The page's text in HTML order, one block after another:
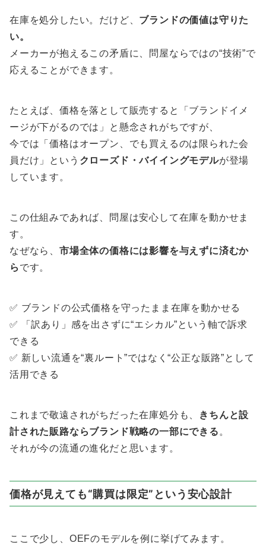
在庫を処分したい。だけど、 ブランドの価値は守りた
い。
メーカーが抱えるこの矛盾に、問屋ならではの“技術”で
応えることができます。
たとえば、価格を落として販売すると「ブランドイメ
ージが下がるのでは」と懸念されがちですが、
今では「価格はオープン、でも買えるのは限られた会
員だけ」という クローズド・バイイングモデルが登場
しています。
この仕組みであれば、問屋は安心して在庫を動かせま
す。
なぜなら、 市場全体の価格には影響を与えずに済むか
ら です。
✅ ブランドの公式価格を守ったまま在庫を動かせる
✅ 「訳あり」感を出さずに“エシカル”という軸で訴求
できる
✅ 新しい流通を“裏ルート”ではなく“公正な販路”として
活用できる
これまで敬遠されがちだった在庫処分も、
きちんと設
計された販路ならブランド戦略の一部にできる 。
それが今の流通の進化だと思います。
価格が見えても“購買は限定”という安心設計
ここで少し、OEFのモデルを例に挙げてみます。